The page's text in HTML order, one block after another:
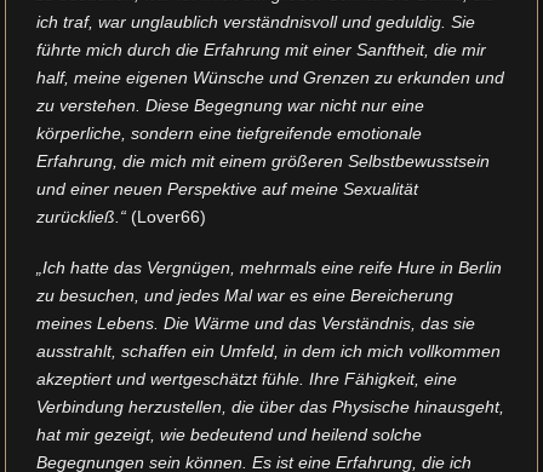
ich traf, war unglaublich verständnisvoll und geduldig. Sie
führte mich durch die Erfahrung mit einer Sanftheit, die mir
half, meine eigenen Wünsche und Grenzen zu erkunden und
zu verstehen. Diese Begegnung war nicht nur eine
körperliche, sondern eine tiefgreifende emotionale
Erfahrung, die mich mit einem größeren Selbstbewusstsein
und einer neuen Perspektive auf meine Sexualität
zurückließ.“ (Lover66)
„Ich hatte das Vergnügen, mehrmals eine reife Hure in Berlin
zu besuchen, und jedes Mal war es eine Bereicherung
meines Lebens. Die Wärme und das Verständnis, das sie
ausstrahlt, schaffen ein Umfeld, in dem ich mich vollkommen
akzeptiert und wertgeschätzt fühle. Ihre Fähigkeit, eine
Verbindung herzustellen, die über das Physische hinausgeht,
hat mir gezeigt, wie bedeutend und heilend solche
Begegnungen sein können. Es ist eine Erfahrung, die ich